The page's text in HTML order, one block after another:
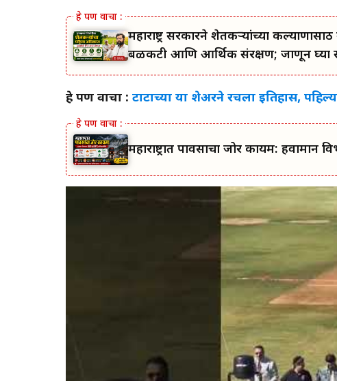
महाराष्ट्र सरकारने शेतकऱ्यांच्या
बळकटी आणि आर्थिक संरक्षण; जाणून घ्या
हे पण वाचा : टाटाच्या या शेअरने रचला इतिहास,
महाराष्ट्रात पावसाचा जोर कायम: हवामान